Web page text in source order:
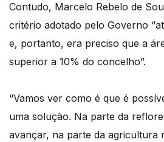
Contudo, Marcelo Rebelo de
critério adotado pelo Governo
e, portanto, era preciso que a
superior a 10% do concelho”.
“Vamos ver como é que é
uma solução. Na parte da
avançar, na parte da agricultura